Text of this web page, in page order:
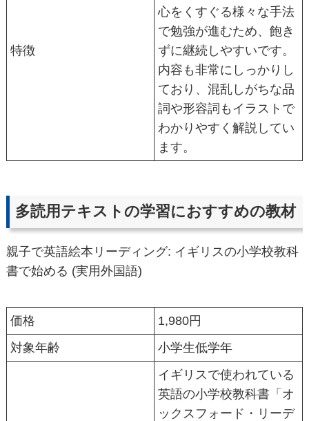
特徴
心をくすぐる様々な手法
で勉強が進むため、飽き
ずに継続しやすいです。
内容も非常にしっかりし
ており、混乱しがちな品
詞や形容詞もイラストで
わかりやすく解説してい
ます。
多読用テキストの学習におすすめの教材
親子で英語絵本リーディング: イギリスの小学校教科
書で始める (実用外国語)
価格
1,980円
対象年齢
小学生低学年
イギリスで使われている
英語の小学校教科書「オ
ックスフォード・リーデ